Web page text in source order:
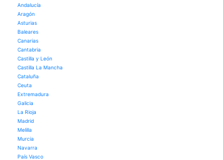
Andalucía
Aragón
Asturias
Baleares
Canarias
Cantabria
Castilla y León
Castilla La Mancha
Cataluña
Ceuta
Extremadura
Galicia
La Rioja
Madrid
Melilla
Murcia
Navarra
País Vasco